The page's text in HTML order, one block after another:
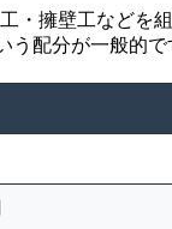
・擁壁工など
配分が一般的で